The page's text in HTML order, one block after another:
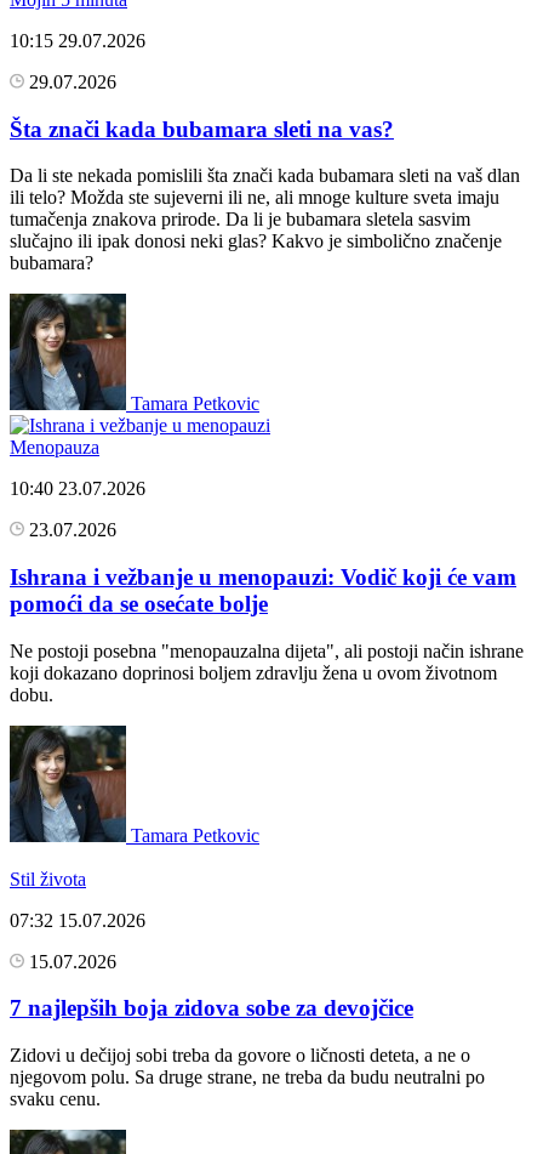
10:15 29.07.2026
29.07.2026
Šta znači kada bubamara sleti na vas?
Da li ste nekada pomislili šta znači kada bubamara sleti na vaš dlan
ili telo? Možda ste sujeverni ili ne, ali mnoge kulture sveta imaju
tumačenja znakova prirode. Da li je bubamara sletela sasvim
slučajno ili ipak donosi neki glas? Kakvo je simbolično značenje
bubamara?
Tamara Petkovic
Menopauza
10:40 23.07.2026
23.07.2026
Ishrana i vežbanje u menopauzi: Vodič koji će vam
pomoći da se osećate bolje
Ne postoji posebna "menopauzalna dijeta", ali postoji način ishrane
koji dokazano doprinosi boljem zdravlju žena u ovom životnom
dobu.
Tamara Petkovic
Stil života
07:32 15.07.2026
15.07.2026
7 najlepših boja zidova sobe za devojčice
Zidovi u dečijoj sobi treba da govore o ličnosti deteta, a ne o
njegovom polu. Sa druge strane, ne treba da budu neutralni po
svaku cenu.